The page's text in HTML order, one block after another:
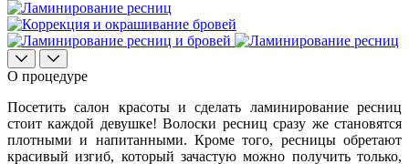
О процедуре
Посетить салон красоты и сделать ламинирование ресниц
стоит каждой девушке! Волоски ресниц сразу же становятся
плотными и напитанными. Кроме того, ресницы обретают
красивый изгиб, который зачастую можно получить только,